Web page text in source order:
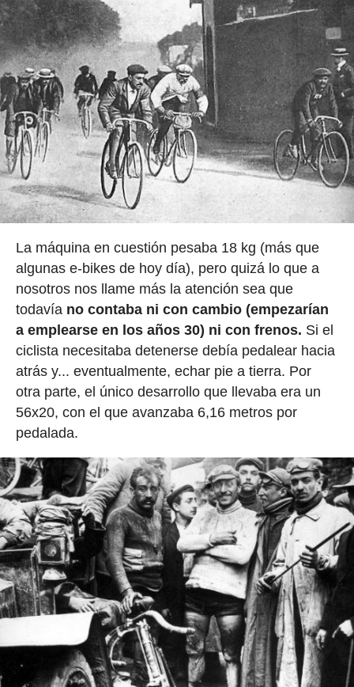
La máquina en cuestión pesaba 18 kg (más que
algunas e-bikes de hoy día), pero quizá lo que a
nosotros nos llame más la atención sea que
todavía no contaba ni con cambio (empezarían
a emplearse en los años 30) ni con frenos. Si el
ciclista necesitaba detenerse debía pedalear hacia
atrás y... eventualmente, echar pie a tierra. Por
otra parte, el único desarrollo que llevaba era un
56x20, con el que avanzaba 6,16 metros por
pedalada.